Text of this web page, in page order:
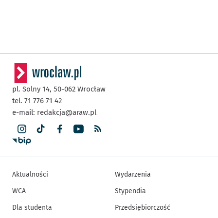
pl. Solny 14, 50-062 Wrocław
tel. 71 776 71 42
e-mail: redakcja@araw.pl
Aktualności
WCA
Dla studenta
Wydarzenia
Stypendia
Przedsiębiorczość